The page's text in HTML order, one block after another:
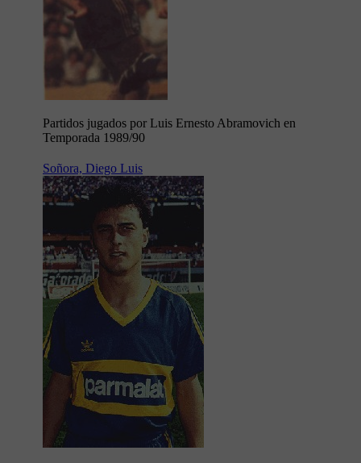
Partidos jugados por Luis Ernesto Abramovich en
Temporada 1989/90
Soñora, Diego Luis